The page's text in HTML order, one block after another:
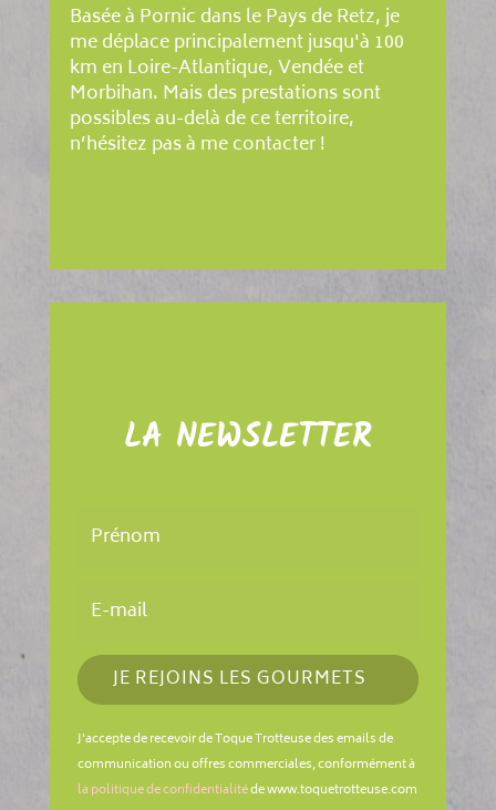
Basée à Pornic dans le Pays de Retz, je
me déplace principalement jusqu'à 100
km en Loire-Atlantique, Vendée et
Morbihan. Mais des prestations sont
possibles au-delà de ce territoire,
n’hésitez pas à me contacter !
LA NEWSLETTER
JE REJOINS LES GOURMETS
J'accepte de recevoir de Toque Trotteuse des emails de
communication ou offres commerciales, conformément à
la politique de confidentialitéde www.toquetrotteuse.com